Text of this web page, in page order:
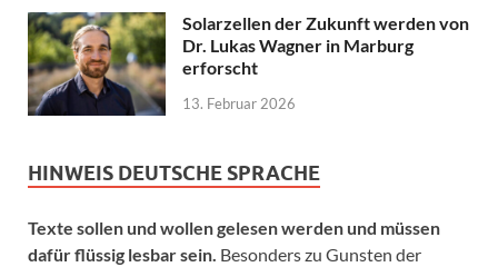
Solarzellen der Zukunft werden von
Dr. Lukas Wagner in Marburg
erforscht
13. Februar 2026
HINWEIS DEUTSCHE SPRACHE
Texte sollen und wollen gelesen werden und müssen
dafür flüssig lesbar sein. Besonders zu Gunsten der